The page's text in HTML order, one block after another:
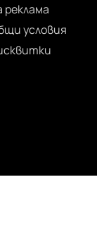
реклама
условия